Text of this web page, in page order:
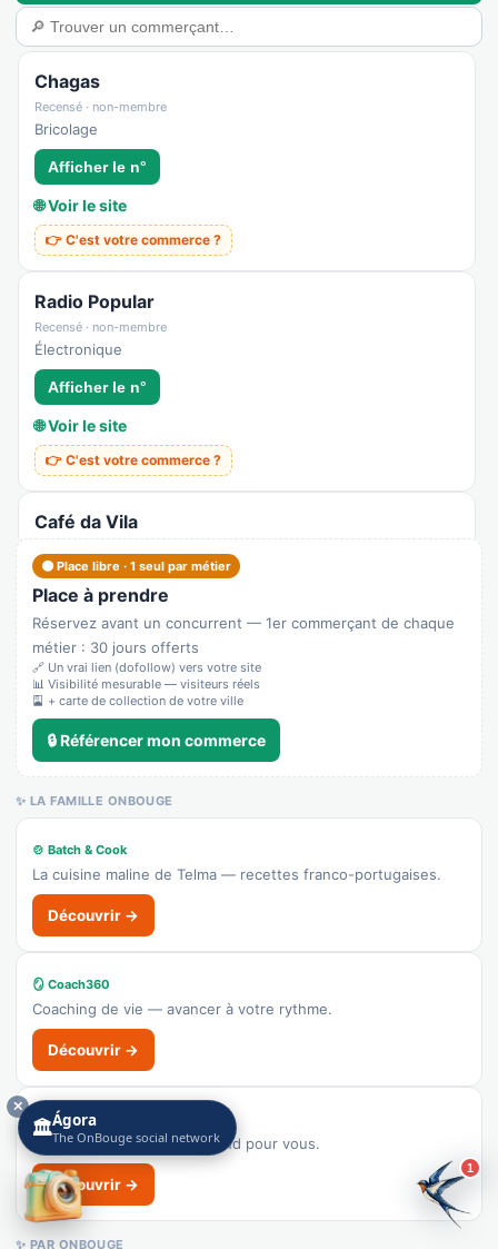
1
Chagas
Recensé · non-membre
Bricolage
Afficher le n°
🌐 Voir le site
👉 C'est votre commerce ?
Radio Popular
Recensé · non-membre
Électronique
Afficher le n°
🌐 Voir le site
👉 C'est votre commerce ?
Café da Vila
Café
👉 C'est votre commerce ?
Burger King
Recensé · non-membre
Fast-food
Afficher le n°
👉 C'est votre commerce ?
AniCura Atlântico Hospital Veterinário
Recensé · non-membre
Vétérinaire
🟠 Place libre · 1 seul par métier
Place à prendre
Réservez avant un concurrent — 1er commerçant de chaque
métier : 30 jours offerts
🔗 Un vrai lien (dofollow) vers votre site
📊 Visibilité mesurable — visiteurs réels
🎴 + carte de collection de votre ville
🔒 Référencer mon commerce
✨ LA FAMILLE ONBOUGE
🍲 Batch & Cook
La cuisine maline de Telma — recettes franco-portugaises.
Découvrir →
🪞 Coach360
Coaching de vie — avancer à votre rythme.
Découvrir →
📞 PROenVUE
Le centre d'appels qui répond pour vous.
Découvrir →
✨ PAR ONBOUGE
🏛️Ágora
The OnBouge social network
✕